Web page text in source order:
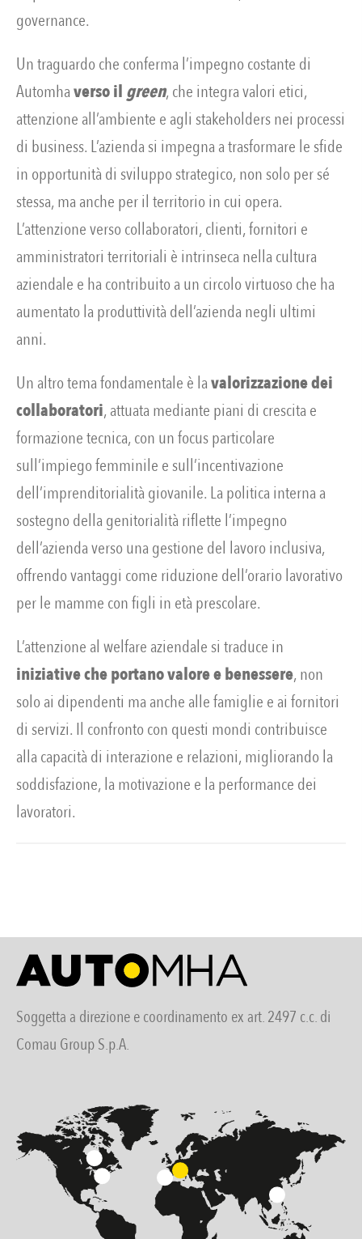
governance.
Un traguardo che conferma l’impegno costante di
Automhaverso il green, che integra valori etici,
attenzione all’ambiente e agli stakeholders nei processi
di business. L’azienda si impegna a trasformare le sfide
in opportunità di sviluppo strategico, non solo per sé
stessa, ma anche per il territorio in cui opera.
L’attenzione verso collaboratori, clienti, fornitori e
amministratori territoriali è intrinseca nella cultura
aziendale e ha contribuito a un circolo virtuoso che ha
aumentato la produttività dell’azienda negli ultimi
anni.
Un altro tema fondamentale è lavalorizzazione dei
collaboratori, attuata mediante piani di crescita e
formazione tecnica, con un focus particolare
sull’impiego femminile e sull’incentivazione
dell’imprenditorialità giovanile. La politica interna a
sostegno della genitorialità riflette l’impegno
dell’azienda verso una gestione del lavoro inclusiva,
offrendo vantaggi come riduzione dell’orario lavorativo
per le mamme con figli in età prescolare.
L’attenzione al welfare aziendale si traduce in
iniziative che portano valore e benessere, non
solo ai dipendenti ma anche alle famiglie e ai fornitori
di servizi. Il confronto con questi mondi contribuisce
alla capacità di interazione e relazioni, migliorando la
soddisfazione, la motivazione e la performance dei
lavoratori.
Soggetta a direzione e coordinamento ex art. 2497 c.c. di
Comau Group S.p.A.